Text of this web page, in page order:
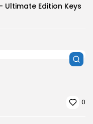
Ultimate Edition Keys
0